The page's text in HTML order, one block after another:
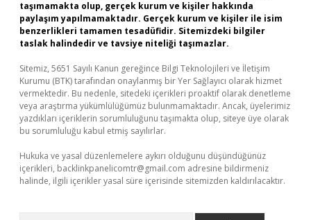
taşımamakta olup, gerçek kurum ve kişiler hakkında
paylaşım yapılmamaktadır. Gerçek kurum ve kişiler ile isim
benzerlikleri tamamen tesadüfidir. Sitemizdeki bilgiler
taslak halindedir ve tavsiye niteliği taşımazlar.
Sitemiz, 5651 Sayılı Kanun gereğince Bilgi Teknolojileri ve İletişim
Kurumu (BTK) tarafından onaylanmış bir Yer Sağlayıcı olarak hizmet
vermektedir. Bu nedenle, sitedeki içerikleri proaktif olarak denetleme
veya araştırma yükümlülüğümüz bulunmamaktadır. Ancak, üyelerimiz
yazdıkları içeriklerin sorumluluğunu taşımakta olup, siteye üye olarak
bu sorumluluğu kabul etmiş sayılırlar.
Hukuka ve yasal düzenlemelere aykırı olduğunu düşündüğünüz
içerikleri, backlinkpanelicomtr@gmail.com adresine bildirmeniz
halinde, ilgili içerikler yasal süre içerisinde sitemizden kaldırılacaktır.